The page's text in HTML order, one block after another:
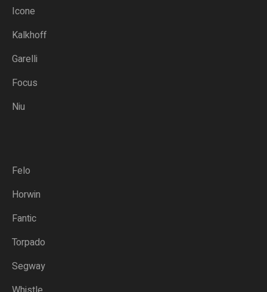
Icone
Kalkhoff
Garelli
Focus
Niu
Felo
Horwin
Fantic
Torpado
Segway